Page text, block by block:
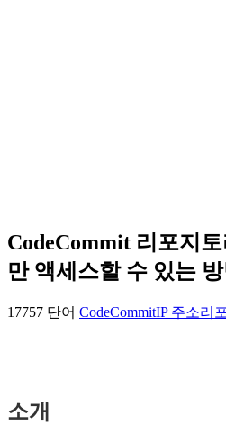
CodeCommit 리포지
만 액세스할 수 있는 방
17757 단어 CodeCommitIP 주소리
소개